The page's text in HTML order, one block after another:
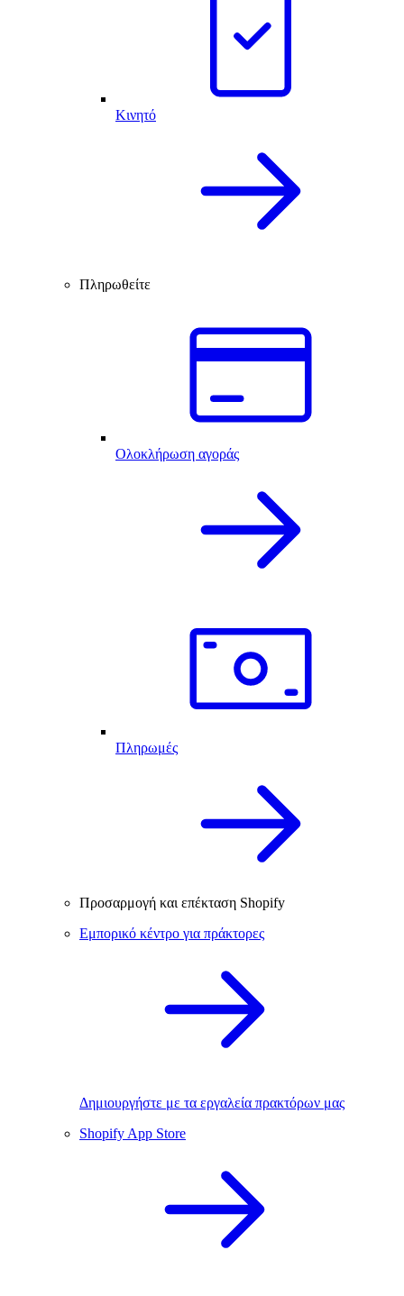
Κινητό
Πληρωθείτε
Ολοκλήρωση αγοράς
Πληρωμές
Προσαρμογή και επέκταση Shopify
Εμπορικό κέντρο για πράκτορες
Δημιουργήστε με τα εργαλεία πρακτόρων μας
Shopify App Store